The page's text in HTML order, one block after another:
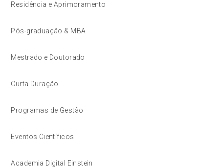
Residência e Aprimoramento
Pós-graduação & MBA
Mestrado e Doutorado
Curta Duração
Programas de Gestão
Eventos Científicos
Academia Digital Einstein